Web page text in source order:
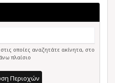
οποίες αναζητάτε ακίνητα, στο
πλαίσιο
Περιοχών